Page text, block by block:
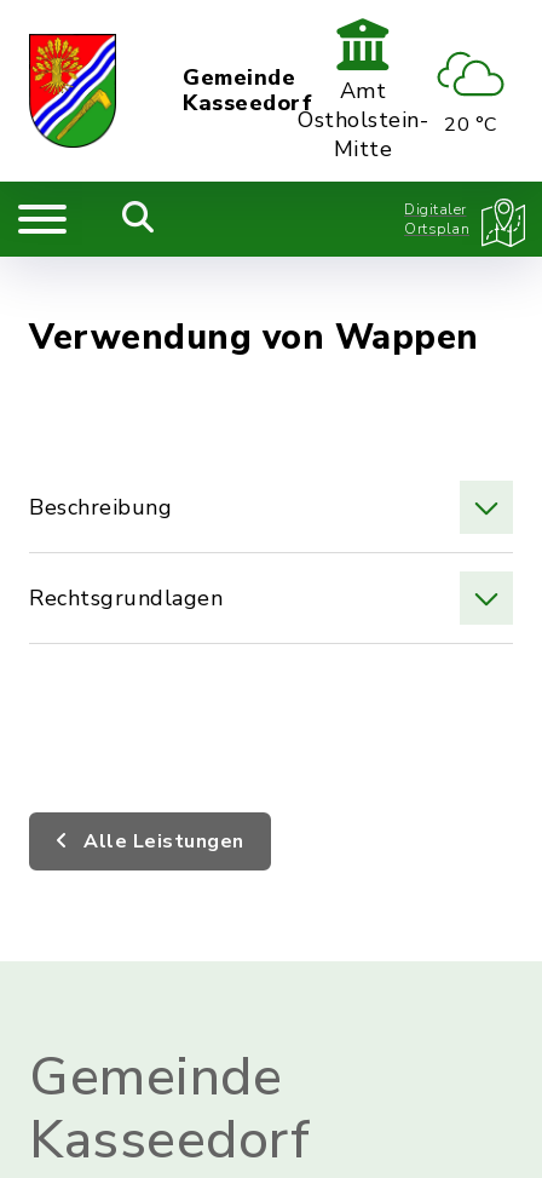
Gemeinde
Kasseedorf
Amt
Ostholstein-
Mitte
20 °C
Digitaler
Ortsplan
Verwendung von Wappen
Beschreibung
Rechtsgrundlagen
Alle Leistungen
Gemeinde
Kasseedorf